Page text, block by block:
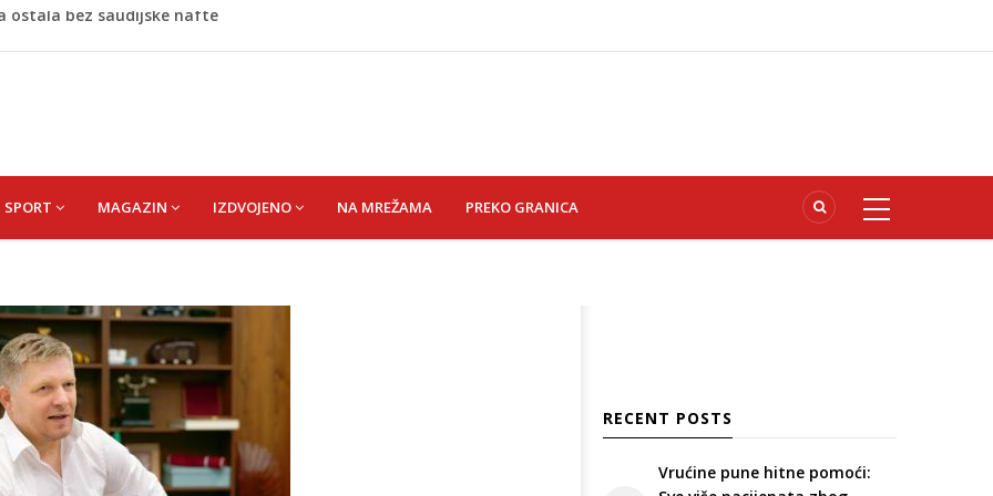
pacijenata zbog dehidracije, vrtoglavice i kolapsa
ime nije smio da izgovori
ostala bez saudijske nafte
SPORT MAGAZIN IZDVOJENO NA MREŽAMA PREKO GRANICA
RECENT POSTS
Vrućine pune hitne pomoći: